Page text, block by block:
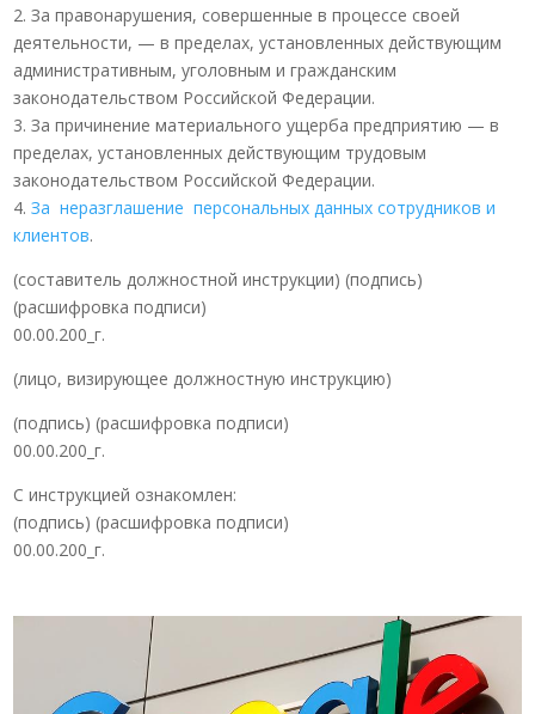
2. За правонарушения, совершенные в процессе своей
деятельности, — в пределах, установленных действующим
административным, уголовным и гражданским
законодательством Российской Федерации.
3. За причинение материального ущерба предприятию — в
пределах, установленных действующим трудовым
законодательством Российской Федерации.
4.За неразглашение персональных данных сотрудников и
клиентов.
(составитель должностной инструкции) (подпись)
(расшифровка подписи)
00.00.200_г.
(лицо, визирующее должностную инструкцию)
(подпись) (расшифровка подписи)
00.00.200_г.
С инструкцией ознакомлен:
(подпись) (расшифровка подписи)
00.00.200_г.